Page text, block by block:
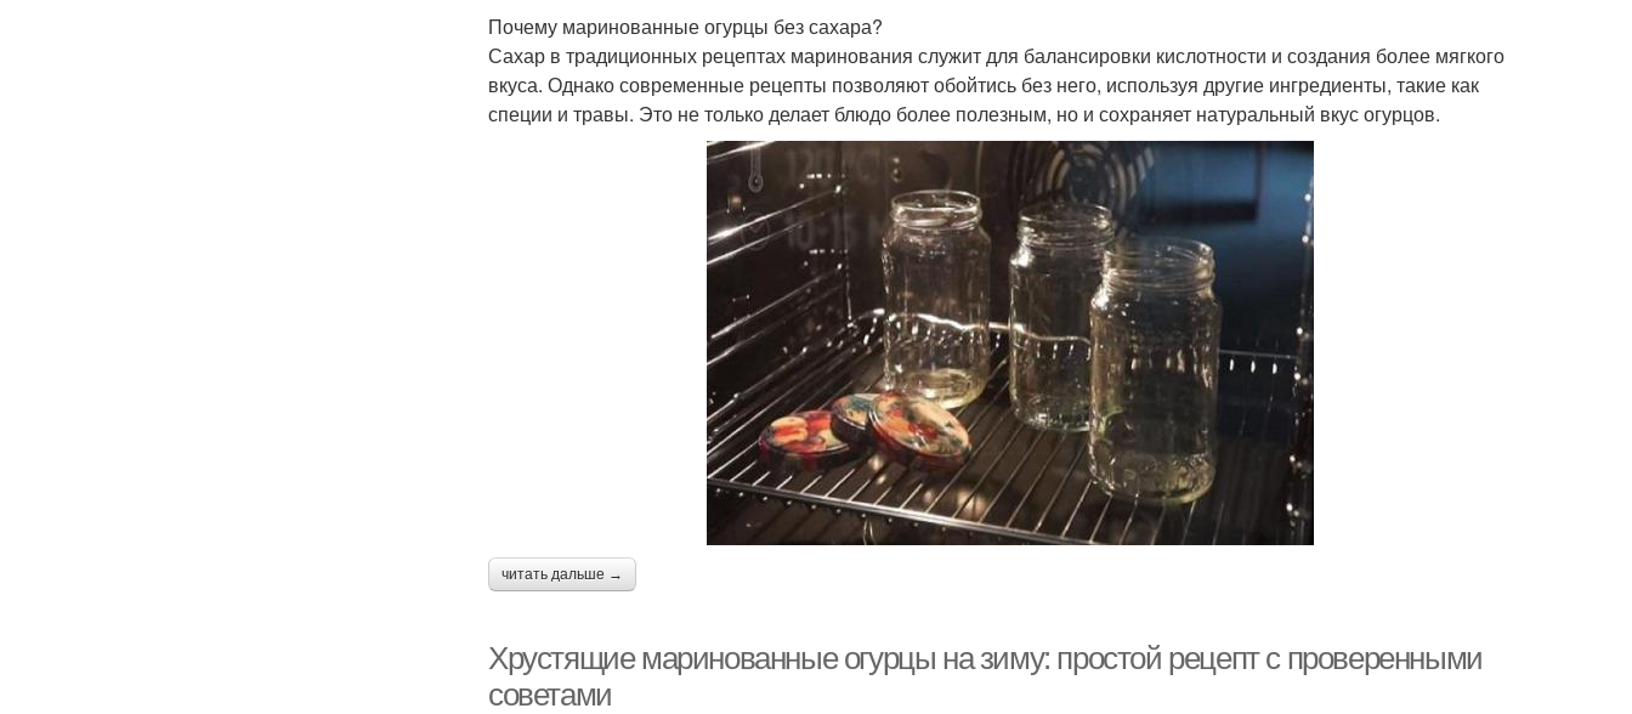
Почему маринованные огурцы без сахара?
Сахар в традиционных рецептах маринования служит для балансировки кислотности и создания более мягкого
вкуса. Однако современные рецепты позволяют обойтись без него, используя другие ингредиенты, такие как
специи и травы. Это не только делает блюдо более полезным, но и сохраняет натуральный вкус огурцов.
читать дальше →
Хрустящие маринованные огурцы на зиму: простой рецепт с проверенными
советами